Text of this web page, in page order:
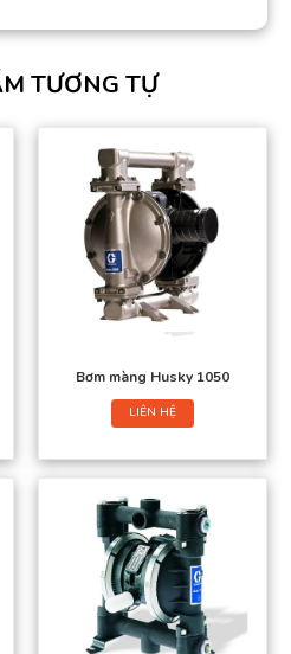
TƯƠNG TỰ
Bơm màng Husky 1050
LIÊN HỆ